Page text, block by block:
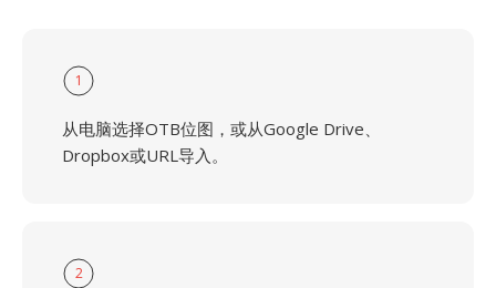
1
从电脑选择OTB位图，或从Google Drive、
Dropbox或URL导入。
2